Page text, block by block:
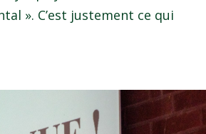
». C’est justement ce qui